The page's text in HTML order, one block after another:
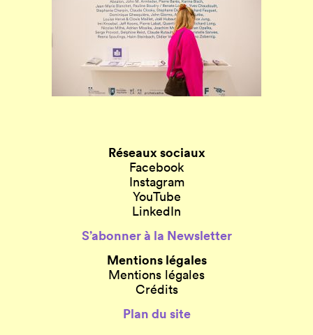
Réseaux sociaux
Facebook
Instagram
YouTube
LinkedIn
S’abonner à la Newsletter
Mentions légales
Mentions légales
Crédits
Plan du site